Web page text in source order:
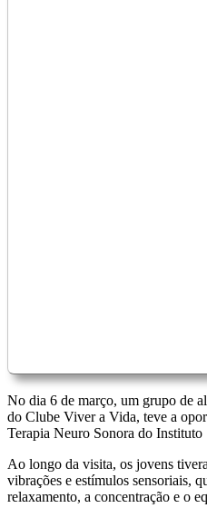
No dia 6 de março, um grupo de
do Clube Viver a Vida, teve a
Terapia Neuro Sonora do Instituto
Ao longo da visita, os jovens
vibrações e estímulos sensoriais,
relaxamento, a concentração e o